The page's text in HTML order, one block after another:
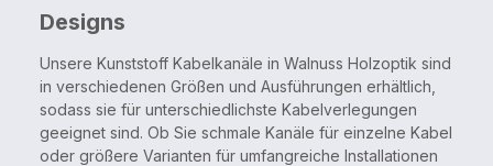
Designs
Unsere Kunststoff Kabelkanäle in Walnuss Holzoptik sind
in verschiedenen Größen und Ausführungen erhältlich,
sodass sie für unterschiedlichste Kabelverlegungen
geeignet sind. Ob Sie schmale Kanäle für einzelne Kabel
oder größere Varianten für umfangreiche Installationen